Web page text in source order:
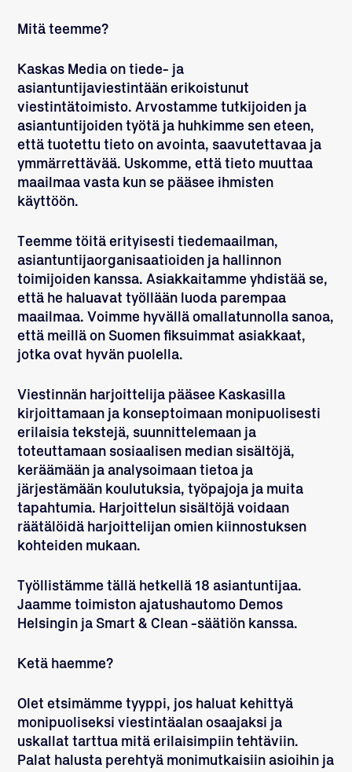
Mitä teemme?
Kaskas Media on tiede- ja
asiantuntijaviestintään erikoistunut
viestintätoimisto. Arvostamme tutkijoiden ja
asiantuntijoiden työtä ja huhkimme sen eteen,
että tuotettu tieto on avointa, saavutettavaa ja
ymmärrettävää. Uskomme, että tieto muuttaa
maailmaa vasta kun se pääsee ihmisten
käyttöön.
Teemme töitä erityisesti tiedemaailman,
asiantuntijaorganisaatioiden ja hallinnon
toimijoiden kanssa. Asiakkaitamme yhdistää se,
että he haluavat työllään luoda parempaa
maailmaa. Voimme hyvällä omallatunnolla sanoa,
että meillä on Suomen fiksuimmat asiakkaat,
jotka ovat hyvän puolella.
Viestinnän harjoittelija pääsee Kaskasilla
kirjoittamaan ja konseptoimaan monipuolisesti
erilaisia tekstejä, suunnittelemaan ja
toteuttamaan sosiaalisen median sisältöjä,
keräämään ja analysoimaan tietoa ja
järjestämään koulutuksia, työpajoja ja muita
tapahtumia. Harjoittelun sisältöjä voidaan
räätälöidä harjoittelijan omien kiinnostuksen
kohteiden mukaan.
Työllistämme tällä hetkellä 18 asiantuntijaa.
Jaamme toimiston ajatushautomo Demos
Helsingin ja Smart & Clean -säätiön kanssa.
Ketä haemme?
Olet etsimämme tyyppi, jos haluat kehittyä
monipuoliseksi viestintäalan osaajaksi ja
uskallat tarttua mitä erilaisimpiin tehtäviin.
Palat halusta perehtyä monimutkaisiin asioihin ja